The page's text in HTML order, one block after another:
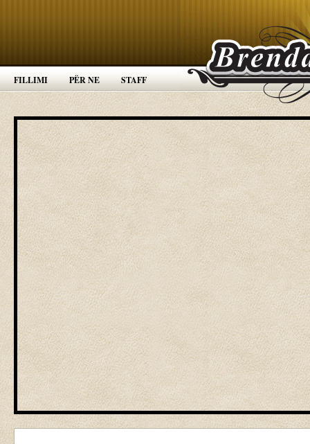
FILLIMI PËR NE STAFF